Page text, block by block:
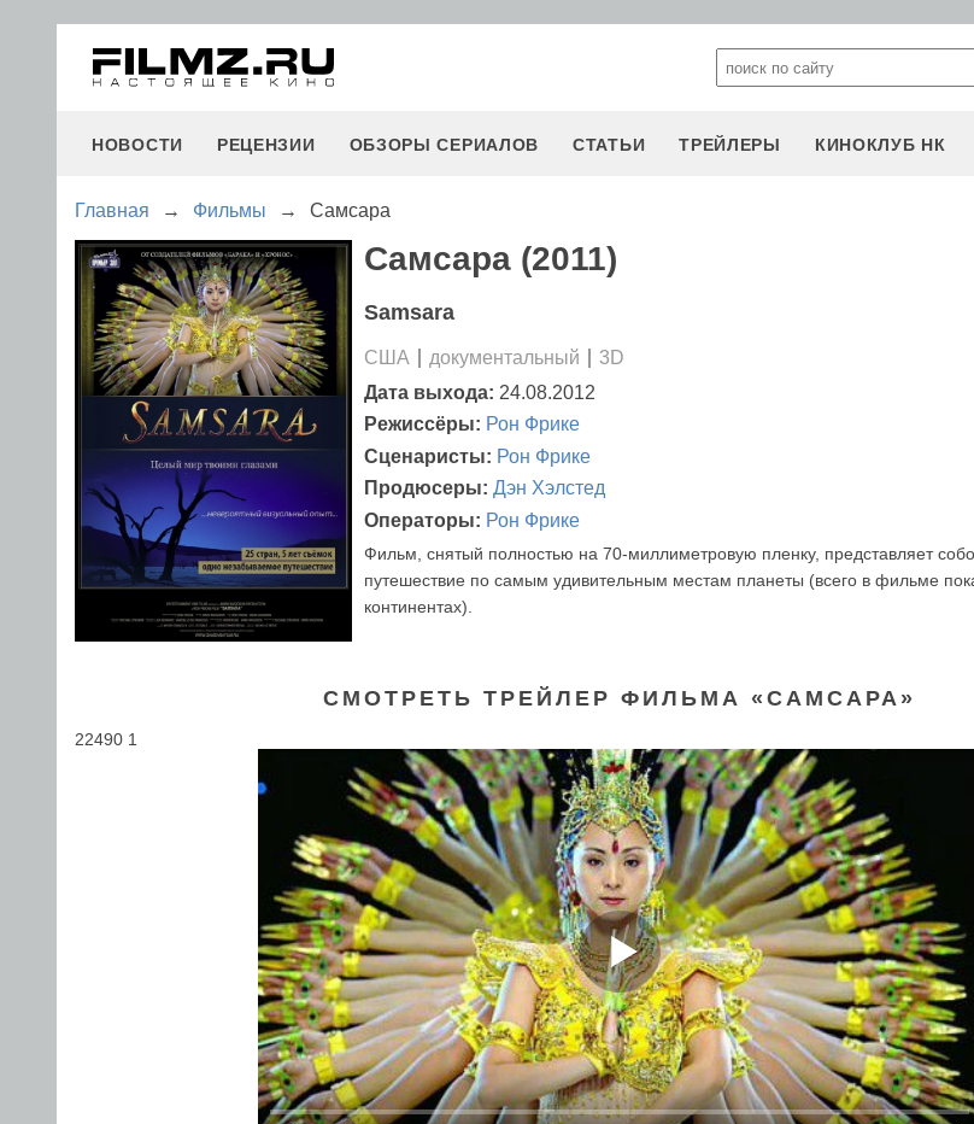
НОВОСТИ РЕЦЕНЗИИ ОБЗОРЫ СЕРИАЛОВ СТАТЬИ ТРЕЙЛЕРЫ КИНОКЛУБ НК
Главная → Фильмы → Самсара
Самсара (2011)
Samsara
США документальный
3D
Дата выхода: 24.08.2012
Режиссёры: Рон Фрике
Сценаристы: Рон Фрике
Продюсеры: Дэн Хэлстед
Операторы: Рон Фрике
Фильм, снятый полностью на 70-миллиметровую пленку, представляет
путешествие по самым удивительным местам планеты (всего в фильме
континентах).
СМОТРЕТЬ ТРЕЙЛЕР ФИЛЬМА «САМСАРА»
22490 1